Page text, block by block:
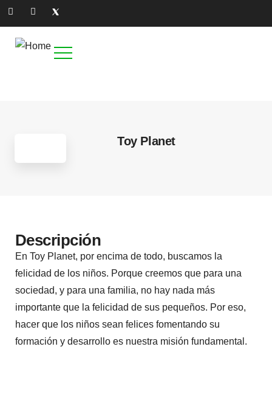
Toy Planet
Descripción
En Toy Planet, por encima de todo, buscamos la
felicidad de los niños. Porque creemos que para una
sociedad, y para una familia, no hay nada más
importante que la felicidad de sus pequeños. Por eso,
hacer que los niños sean felices fomentando su
formación y desarrollo es nuestra misión fundamental.